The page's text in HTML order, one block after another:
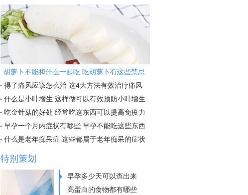
胡萝卜不能和什么一起吃 吃胡萝卜有这些禁忌
得了痛风应该怎么治 这4大方法有效治疗痛风
什么是小叶增生 这样做可以有效预防小叶增生
吃金针菇的好处 经常吃这东西可以提高免疫力
早孕一个月内症状有哪些 早孕不能吃这些东西
什么是老年痴呆症 这些都属于老年痴呆的症状
特别策划
早孕多少天可以查出来
高蛋白的食物都有哪些